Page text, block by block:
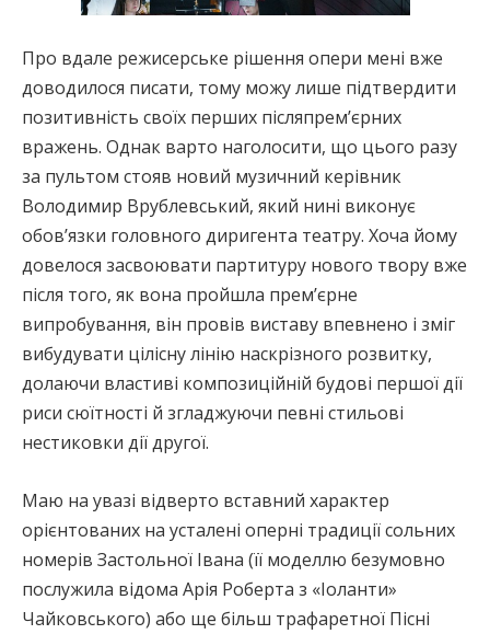
Про вдале режисерське рішення опери мені вже
доводилося писати, тому можу лише підтвердити
позитивність своїх перших післяпрем’єрних
вражень. Однак варто наголосити, що цього разу
за пультом стояв новий музичний керівник
Володимир Врублевський, який нині виконує
обов’язки головного диригента театру. Хоча йому
довелося засвоювати партитуру нового твору вже
після того, як вона пройшла прем’єрне
випробування, він провів виставу впевнено і зміг
вибудувати цілісну лінію наскрізного розвитку,
долаючи властиві композиційній будові першої дії
риси сюїтності й згладжуючи певні стильові
нестиковки дії другої.
Маю на увазі відверто вставний характер
орієнтованих на усталені оперні традиції сольних
номерів Застольної Івана (її моделлю безумовно
послужила відома Арія Роберта з «Іоланти»
Чайковського) або ще більш трафаретної Пісні